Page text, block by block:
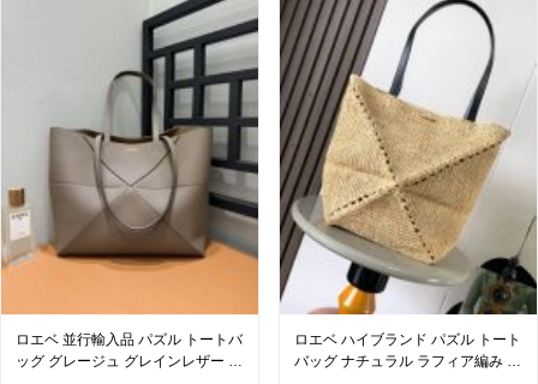
ロエベ 並行輸入品 パズル トートバ
ッグ グレージュ グレインレザー 大
ロエベ ハイブランド パズル トート
バッグ ナチュラル ラフィア編み 大